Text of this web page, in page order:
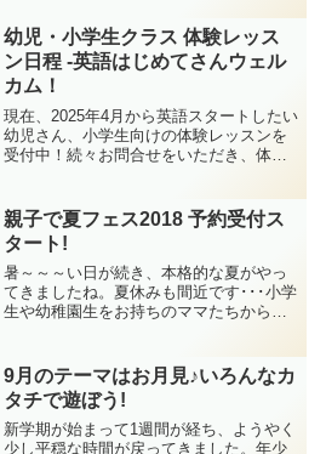
の東京オリンピック・パラリンピックの
都市ボランティ...
幼児・小学生クラス 体験レッス
ン日程 ‐英語はじめてさんウェル
カム！
現在、2025年4月から英語スタートしたい
幼児さん、小学生向けの体験レッスンを
受付中！続々お問合せをいただき、体験
さい。少人数での開催となるため、席が
限られております。...
親子で夏フェス2018 予約受付ス
タート!
暑～～～い日が続き、本格的な夏がやっ
てきましたね。夏休みも間近です･･･小学
生や幼稚園生をお持ちのママたちからは
す。汗そんなママ達必見のイベントを開
催することとなりま...
9月のテーマはお月見♪いろんなカ
タチで遊ぼう!
新学期が始まって1週間が経ち、ようやく
少し平穏な時間が戻ってきました。年少